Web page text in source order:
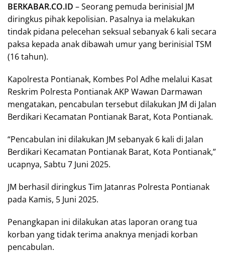
BERKABAR.CO.ID – Seorang pemuda berinisial JM
diringkus pihak kepolisian. Pasalnya ia melakukan
tindak pidana pelecehan seksual sebanyak 6 kali secara
paksa kepada anak dibawah umur yang berinisial TSM
(16 tahun).
Kapolresta Pontianak, Kombes Pol Adhe melalui Kasat
Reskrim Polresta Pontianak AKP Wawan Darmawan
mengatakan, pencabulan tersebut dilakukan JM di Jalan
Berdikari Kecamatan Pontianak Barat, Kota Pontianak.
“Pencabulan ini dilakukan JM sebanyak 6 kali di Jalan
Berdikari Kecamatan Pontianak Barat, Kota Pontianak,”
ucapnya, Sabtu 7 Juni 2025.
JM berhasil diringkus Tim Jatanras Polresta Pontianak
pada Kamis, 5 Juni 2025.
Penangkapan ini dilakukan atas laporan orang tua
korban yang tidak terima anaknya menjadi korban
pencabulan.